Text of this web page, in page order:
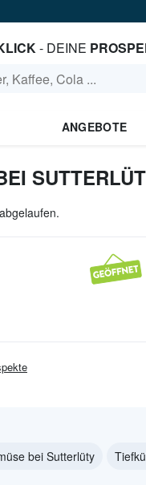
- DEINE
ANGEBOTE
bei Sutterlüty